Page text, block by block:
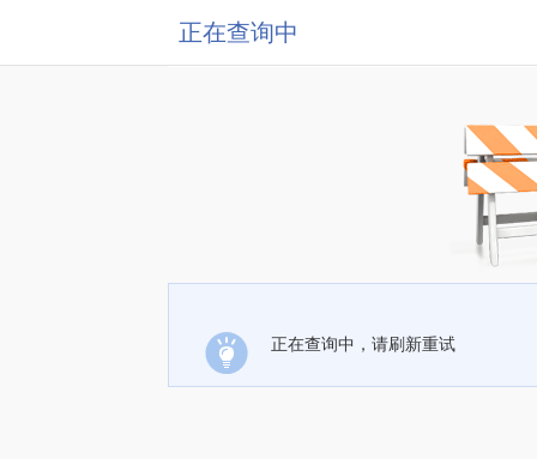
正在查询中
正在查询中，请刷新重试